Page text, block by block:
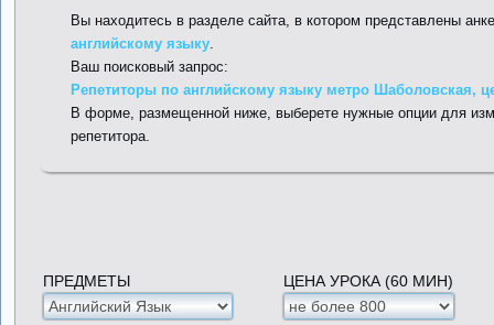
Вы находитесь в разделе сайта, в котором представлены
английскому языку.
Ваш поисковый запрос:
Репетиторы по английскому языку метро Шаболовская,
В форме, размещенной ниже, выберете нужные опции для
репетитора.
ПРЕДМЕТЫ ЦЕНА УРОКА (60 МИН)